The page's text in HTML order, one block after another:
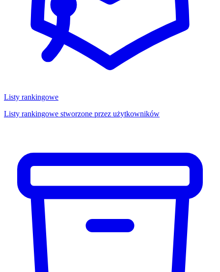
Listy rankingowe
Listy rankingowe stworzone przez użytkowników